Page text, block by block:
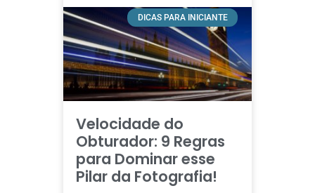
DICAS PARA INICIANTE
Velocidade do
Obturador: 9 Regras
para Dominar esse
Pilar da Fotografia!